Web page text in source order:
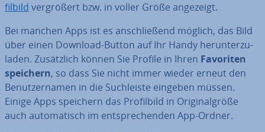
fil­bild ver­grö­ßert bzw. in voller Größe angezeigt.
Bei manchen Apps ist es an­schlie­ßend möglich, das Bild
über einen Download-Button auf Ihr Handy her­un­ter­zu­
la­den. Zu­sätz­lich können Sie Profile in Ihren Favoriten
speichern, so dass Sie nicht immer wieder erneut den
Be­nut­zer­na­men in die Such­leis­te eingeben müssen.
Einige Apps speichern das Pro­fil­bild in Ori­gi­nal­grö­ße
auch au­to­ma­tisch im ent­spre­chen­den App-Ordner.